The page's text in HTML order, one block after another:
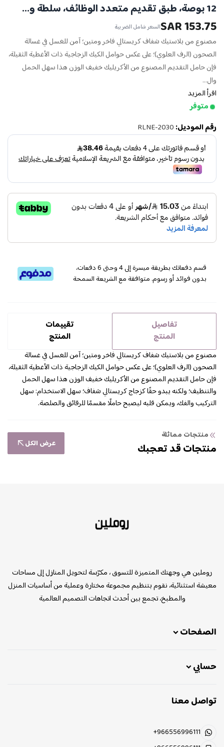
12 بوصة، طبق تقديم متعدد الوظائف، سلطة و...
153.75 SAR السعر شامل الضريبة
مصنوع من بلاستيك شفاف كريستالي فاخر ومتين؛ آمن للغسل في غسالة
الصحون (الرف العلوي)؛ على عكس حوامل الكيك الزجاجية ذات الأغطية الثقيلة،
فإن حامل التقديم المصنوع من الأكريليك خفيف الوزن هذا سهل الحمل
وال...
اقرأ المزيد
متوفر
رقم الموديل: RLNE-2030
قسم دفعاتك بطريقة ميسرة إلى 4 وحتى 6 دفعات،
بدون فوائد أو رسوم. متوافقة مع الشريعة السمحة
تفاصيل
المنتج
تقييمات
المنتج
مصنوع من بلاستيك شفاف كريستالي فاخر ومتين؛ آمن للغسل في غسالة
الصحون (الرف العلوي)؛ على عكس حوامل الكيك الزجاجية ذات الأغطية الثقيلة،
فإن حامل التقديم المصنوع من الأكريليك خفيف الوزن هذا سهل الحمل
والتنظيف؛ ولكنه يبدو حقًا كزجاج كريستالي شفاف؛ سهل الاستخدام: سهل
التركيب والفك، ويمكن قلبه ليصبح حاملًا مقسمًا للرقائق والصلصة.
منتجات مماثلة
منتجات قد تعجبك عرض الكل
روملين هي وجهتك المتميزة للتسوق ، مكرّسة لتحويل المنازل إلى مساحات
معيشة استثنائية، نقوم بتنظيم مجموعة مختارة وعملية من أساسيات المنزل
والمطبخ، تجمع بين أحدث اتجاهات التصميم العالمية
الصفحات
حسابي
تواصل معنا
+966556996111